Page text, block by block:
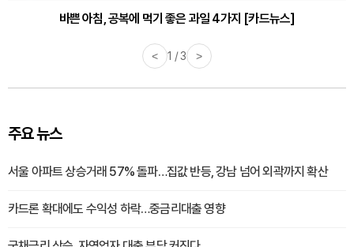
바쁜 아침, 공복에 먹기 좋은 과일 4가지 [카드뉴스]
< 1 / 3 >
주요 뉴스
서울 아파트 상승거래 57% 돌파…집값 반등, 강남 넘어 외곽까지 확산
카드론 확대에도 수익성 하락…중금리대출 영향